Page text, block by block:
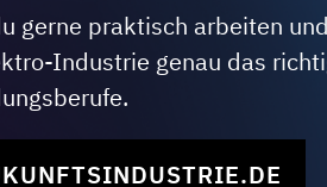
gerne praktisch arbeiten
Industrie genau das